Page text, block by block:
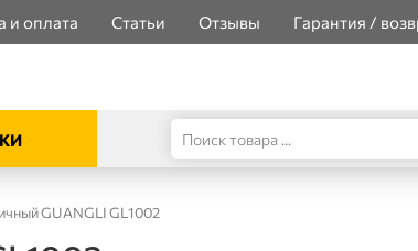
и оплата Статьи Отзывы Гарантия /
GUANGLI GL1002